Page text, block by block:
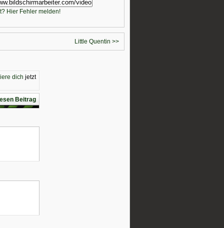
Hier Fehler melden!
Little Quentin >>
dich jetzt
Beitrag